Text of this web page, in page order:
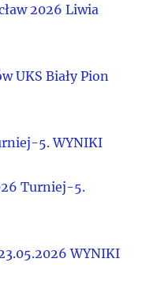
2026 Liwia
UKS Biały Pion
5. WYNIKI
Turniej-5.
WYNIKI